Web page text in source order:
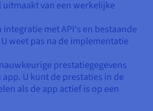
uitmaakt van een werkelijke
met API's en bestaande
weet pas na de implementatie
prestatiegegevens
U kunt de prestaties in de
als de app actief is op een